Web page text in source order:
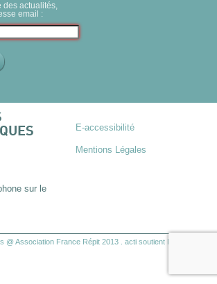
des actualités,
email :
sur le
E-accessibilité
Mentions Légales
@ Association France Répit 2013 .acti soutient France Répit